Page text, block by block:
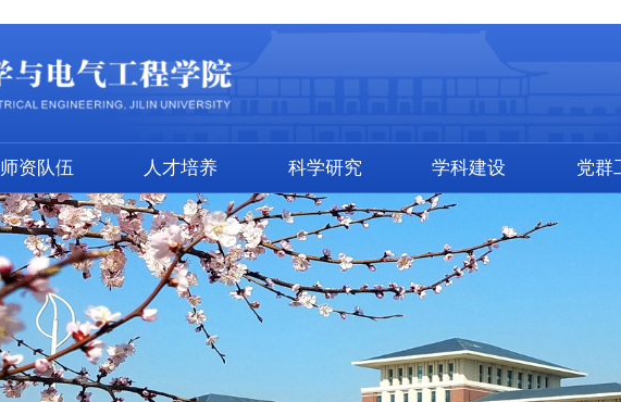
师资队伍 人才培养 科学研究 学科建设 党群